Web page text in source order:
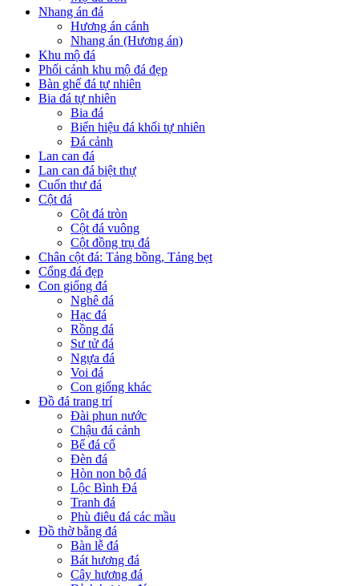
Nhang án đá
Hương án cánh
Nhang án (Hương án)
Khu mộ đá
Phối cảnh khu mộ đá đẹp
Bàn ghế đá tự nhiên
Bia đá tự nhiên
Bia đá
Biển hiệu đá khối tự nhiên
Đá cảnh
Lan can đá
Lan can đá biệt thự
Cuốn thư đá
Cột đá
Cột đá tròn
Cột đá vuông
Cột đồng trụ đá
Chân cột đá: Tảng bồng, Tảng bẹt
Cổng đá đẹp
Con giống đá
Nghê đá
Hạc đá
Rồng đá
Sư tử đá
Ngựa đá
Voi đá
Con giống khác
Đồ đá trang trí
Đài phun nước
Chậu đá cảnh
Bể đá cổ
Đèn đá
Hòn non bộ đá
Lộc Bình Đá
Tranh đá
Phù điêu đá các mầu
Đồ thờ bằng đá
Bàn lễ đá
Bát hương đá
Cây hương đá